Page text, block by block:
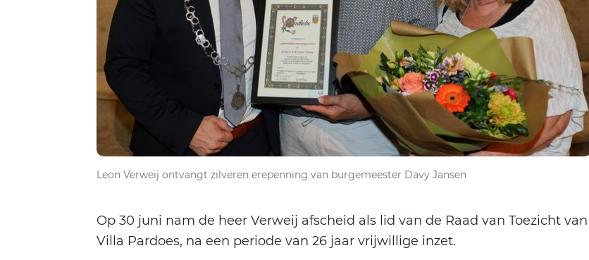
Leon Verweij ontvangt zilveren erepenning van burgemeester Davy Jansen
Op 30 juni nam de heer Verweij afscheid als lid van de Raad van Toezicht van
Villa Pardoes, na een periode van 26 jaar vrijwillige inzet.